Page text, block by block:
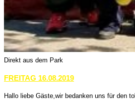
Direkt aus dem Park
FREITAG 16.08.2019
Hallo liebe Gäste,wir bedanken uns für den